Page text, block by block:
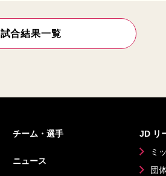
試合結果一覧
チーム・選手
ニュース
JD リ
ミ
団